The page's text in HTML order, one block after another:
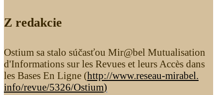
Z redakcie
Ostium sa stalo súčasťou Mir@bel Mutualisation
d'Informations sur les Revues et leurs Accès dans
les Bases En Ligne (http://www.reseau-mirabel.
info/revue/5326/Ostium)